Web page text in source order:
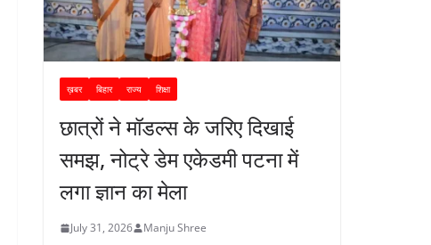
ख़बर बिहार राज्य शिक्षा
छात्रों ने मॉडल्स के जरिए दिखाई
समझ, नोट्रे डेम एकेडमी पटना में
लगा ज्ञान का मेला
July 31, 2026 Manju Shree